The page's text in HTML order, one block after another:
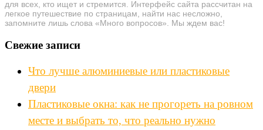
для всех, кто ищет и стремится. Интерфейс сайта рассчитан на
легкое путешествие по страницам, найти нас несложно,
запомните лишь слова «Много вопросов». Мы ждем вас!
Свежие записи
Что лучше алюминиевые или пластиковые
двери
Пластиковые окна: как не прогореть на ровном
месте и выбрать то, что реально нужно